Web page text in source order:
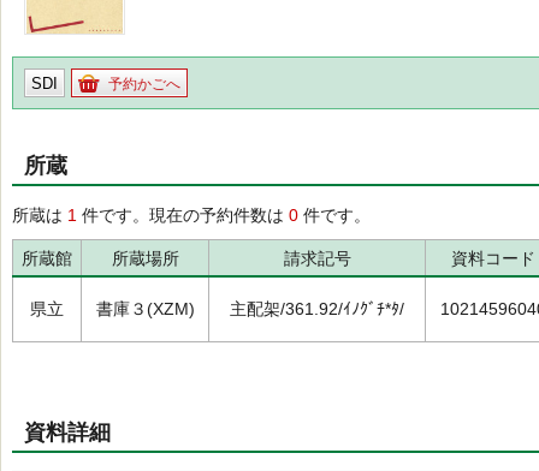
SDI 予約かごへ
所蔵
所蔵は 1 件です。現在の予約件数は 0 件です。
所蔵館 所蔵場所 請求記号 資料コード
県立 書庫３(XZM) 主配架/361.92/ｲﾉｸﾞﾁ*ﾀ/
資料詳細